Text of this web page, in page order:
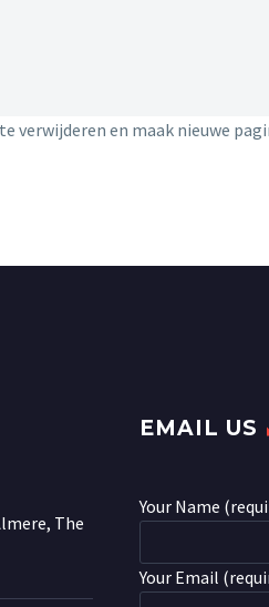
verwijderen en maak nieuwe
The
EMAIL US
Your Name
Your Email